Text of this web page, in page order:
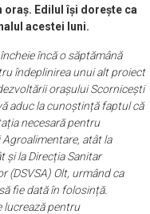
Edilul își dorește ca
acestei luni.
încă o săptămână
îndeplinirea unui alt proiect
orașului Scornicești
aduc la cunoștință faptul că
necesară pentru
atât la
și la Direcția Sanitar
(DSVSA) Olt, urmând ca
fie dată în folosință.
lucrează pentru